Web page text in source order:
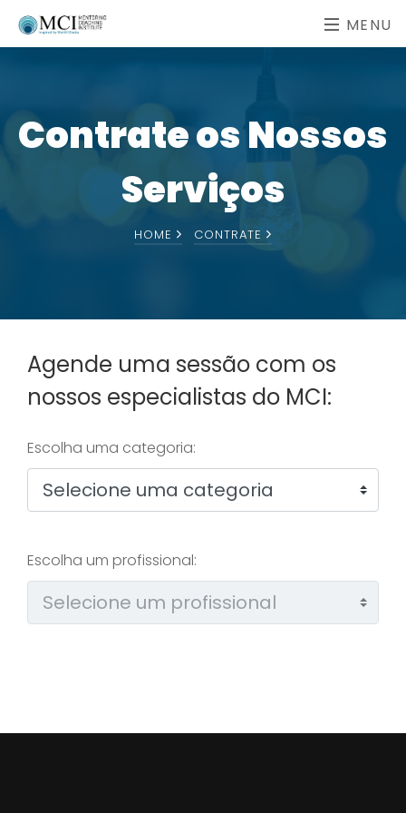
MENU
Contrate os Nossos
Serviços
HOME CONTRATE
Agende uma sessão com os
nossos especialistas do MCI:
Escolha uma categoria:
Escolha um profissional: